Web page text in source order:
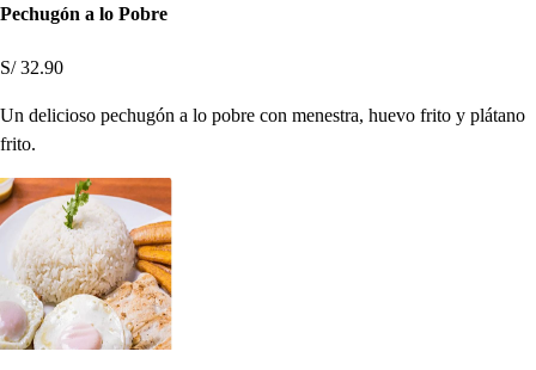
Pechugón a lo Pobre
S/ 32.90
Un delicioso pechugón a lo pobre con menestra, huevo frito y plátano
frito.